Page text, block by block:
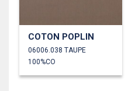
COTON POPLIN
06006.038 TAUPE
100%CO